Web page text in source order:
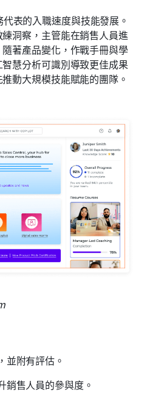
表的入職速度與技能發展。
洞察，主管能在銷售人員進
著產品變化，作戰手冊與學
慧分析可識別導致更佳成果
動大規模技能賦能的團隊。
並附有評估。
銷售人員的參與度。